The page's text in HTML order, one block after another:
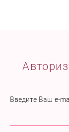
Введите Ваш e-